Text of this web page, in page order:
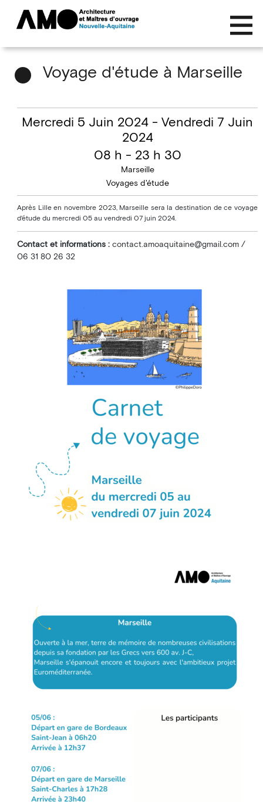
Voyage d'étude à Marseille
Mercredi 5 Juin 2024 - Vendredi 7 Juin
2024
08 h - 23 h 30
Marseille
Voyages d'étude
Après Lille en novembre 2023, Marseille sera la destination de ce voyage
d'étude du mercredi 05 au vendredi 07 juin 2024.
Contact et informations : contact.amoaquitaine@gmail.com /
06 31 80 26 32